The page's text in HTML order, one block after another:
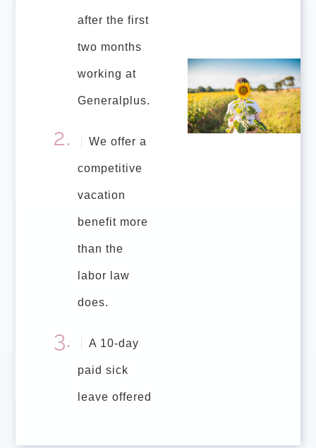
after the first
two months
working at
Generalplus.
We offer a
competitive
vacation
benefit more
than the
labor law
does.
A 10-day
paid sick
leave offered